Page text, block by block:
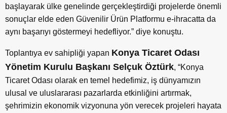
başlayarak ülke genelinde gerçekleştirdiği projelerde önemli
sonuçlar elde eden Güvenilir Ürün Platformu e-ihracatta da
aynı başarıyı göstermeyi hedefliyor.” diye konuştu.
Toplantıya ev sahipliği yapan Konya Ticaret Odası
Yönetim Kurulu Başkanı Selçuk Öztürk, “Konya
Ticaret Odası olarak en temel hedefimiz, iş dünyamızın
ulusal ve uluslararası pazarlarda etkinliğini artırmak,
şehrimizin ekonomik vizyonuna yön verecek projeleri hayata